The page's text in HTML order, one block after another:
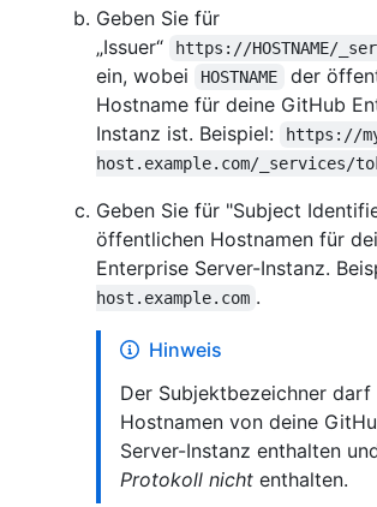
Geben Sie für
„Issuer“
https://HOSTNAME/
ein, wobei HOSTNAME
der
Hostname für deine GitHub
Instanz ist. Beispiel:
https://
host.example.com/_services/
Geben Sie für "Subject
öffentlichen Hostnamen für
Enterprise Server-Instanz.
host.example.com .
Hinweis
Der Subjektbezeichner darf
Hostnamen von deine
Server-Instanz enthalten
Protokoll nicht enthalten.